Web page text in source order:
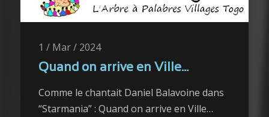
1 / Mar / 2024
Quand on arrive en Ville…
Comme le chantait Daniel Balavoine dans
“Starmania” : Quand on arrive en Ville…